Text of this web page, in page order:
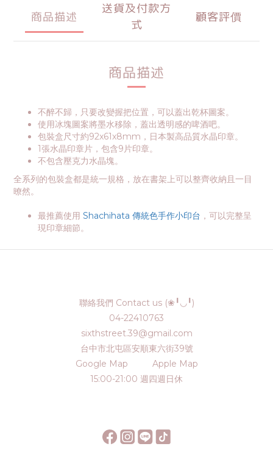
商品描述
送貨及付款方
式
顧客評價
商品描述
不醉不歸，只要改變握把位置，可以蓋出乾杯圖案。
使用冰塊圖案將墨水移除，蓋出透明感的啤酒吧。
包裝盒尺寸約92x61x8mm，日本製高品質水晶印章。
1張水晶印章片，包含9片印章。
不包含壓克力水晶塊。
全系列的包裝盒都是統一規格，放在書架上可以整齊收納且一目
暸然。
最推薦使用 Shachihata 傳統色手作小印台 ，可以完整呈
現印章細節。
聯絡我們 Contact us (❀╹◡╹)
04-22410763
sixthstreet.39@gmail.com
台中市北屯區安順東六街39號
Google Map
Apple Map
15:00-21:00 週四週日休